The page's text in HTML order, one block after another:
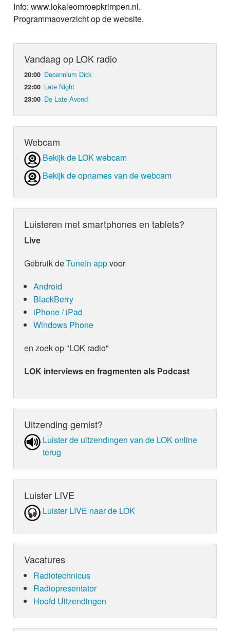
Info: www.lokaleomroepkrimpen.nl.
Programmaoverzicht op de website.
Vandaag op LOK radio
20:00 Decennium Dick
22:00 Late Night
23:00 De Late Avond
Webcam
Bekijk de LOK webcam
Bekijk de opnames van de webcam
Luisteren met smartphones en tablets?
Live
Gebruik deTuneIn appvoor
Android
BlackBerry
iPhone / iPad
Windows Phone
en zoek op "LOK radio"
LOK interviews en fragmenten als Podcast
Uitzending gemist?
Luister de uit­zen­din­gen van de LOK online
terug
Luister LIVE
Luister LIVE naar de LOK
Vacatures
Radiotechnicus
Radiopresentator
Hoofd Uitzendingen